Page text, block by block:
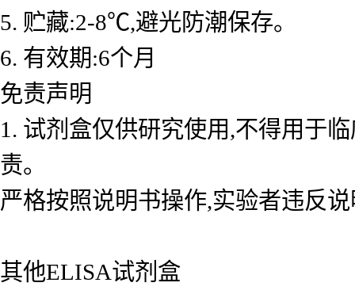
5. 贮藏:2-8℃,避光防潮保存。
6. 有效期:6个月
免责声明
1. 试剂盒仅供研究使用,不得用于
责。
严格按照说明书操作,实验者违反
其他ELISA试剂盒